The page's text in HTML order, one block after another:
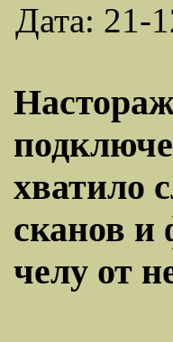
Дата: 21-
хватило
сканов и
челу от